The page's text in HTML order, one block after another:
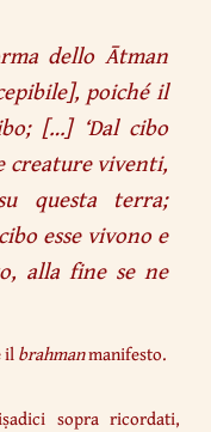
dello Ātman
, poiché il
[…] ‘Dal cibo
creature viventi,
questa terra;
esse vivono e
alla fine se ne
ilbrahmanmanifesto.
sopra ricordati,